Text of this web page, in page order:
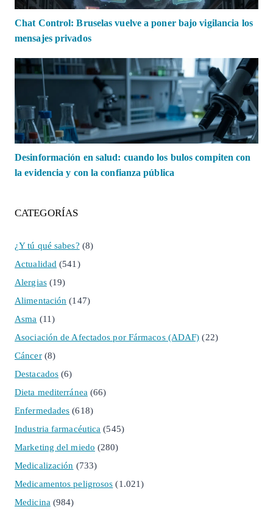
Chat Control: Bruselas vuelve a poner bajo vigilancia los
mensajes privados
Desinformación en salud: cuando los bulos compiten con
la evidencia y con la confianza pública
CATEGORÍAS
¿Y tú qué sabes? (8)
Actualidad (541)
Alergias(19)
Alimentación (147)
Asma (11)
Asociación de Afectados por Fármacos (ADAF) (22)
Cáncer(8)
Destacados (6)
Dieta mediterránea (66)
Enfermedades (618)
Industria farmacéutica (545)
Marketing del miedo (280)
Medicalización (733)
Medicamentos peligrosos (1.021)
Medicina (984)